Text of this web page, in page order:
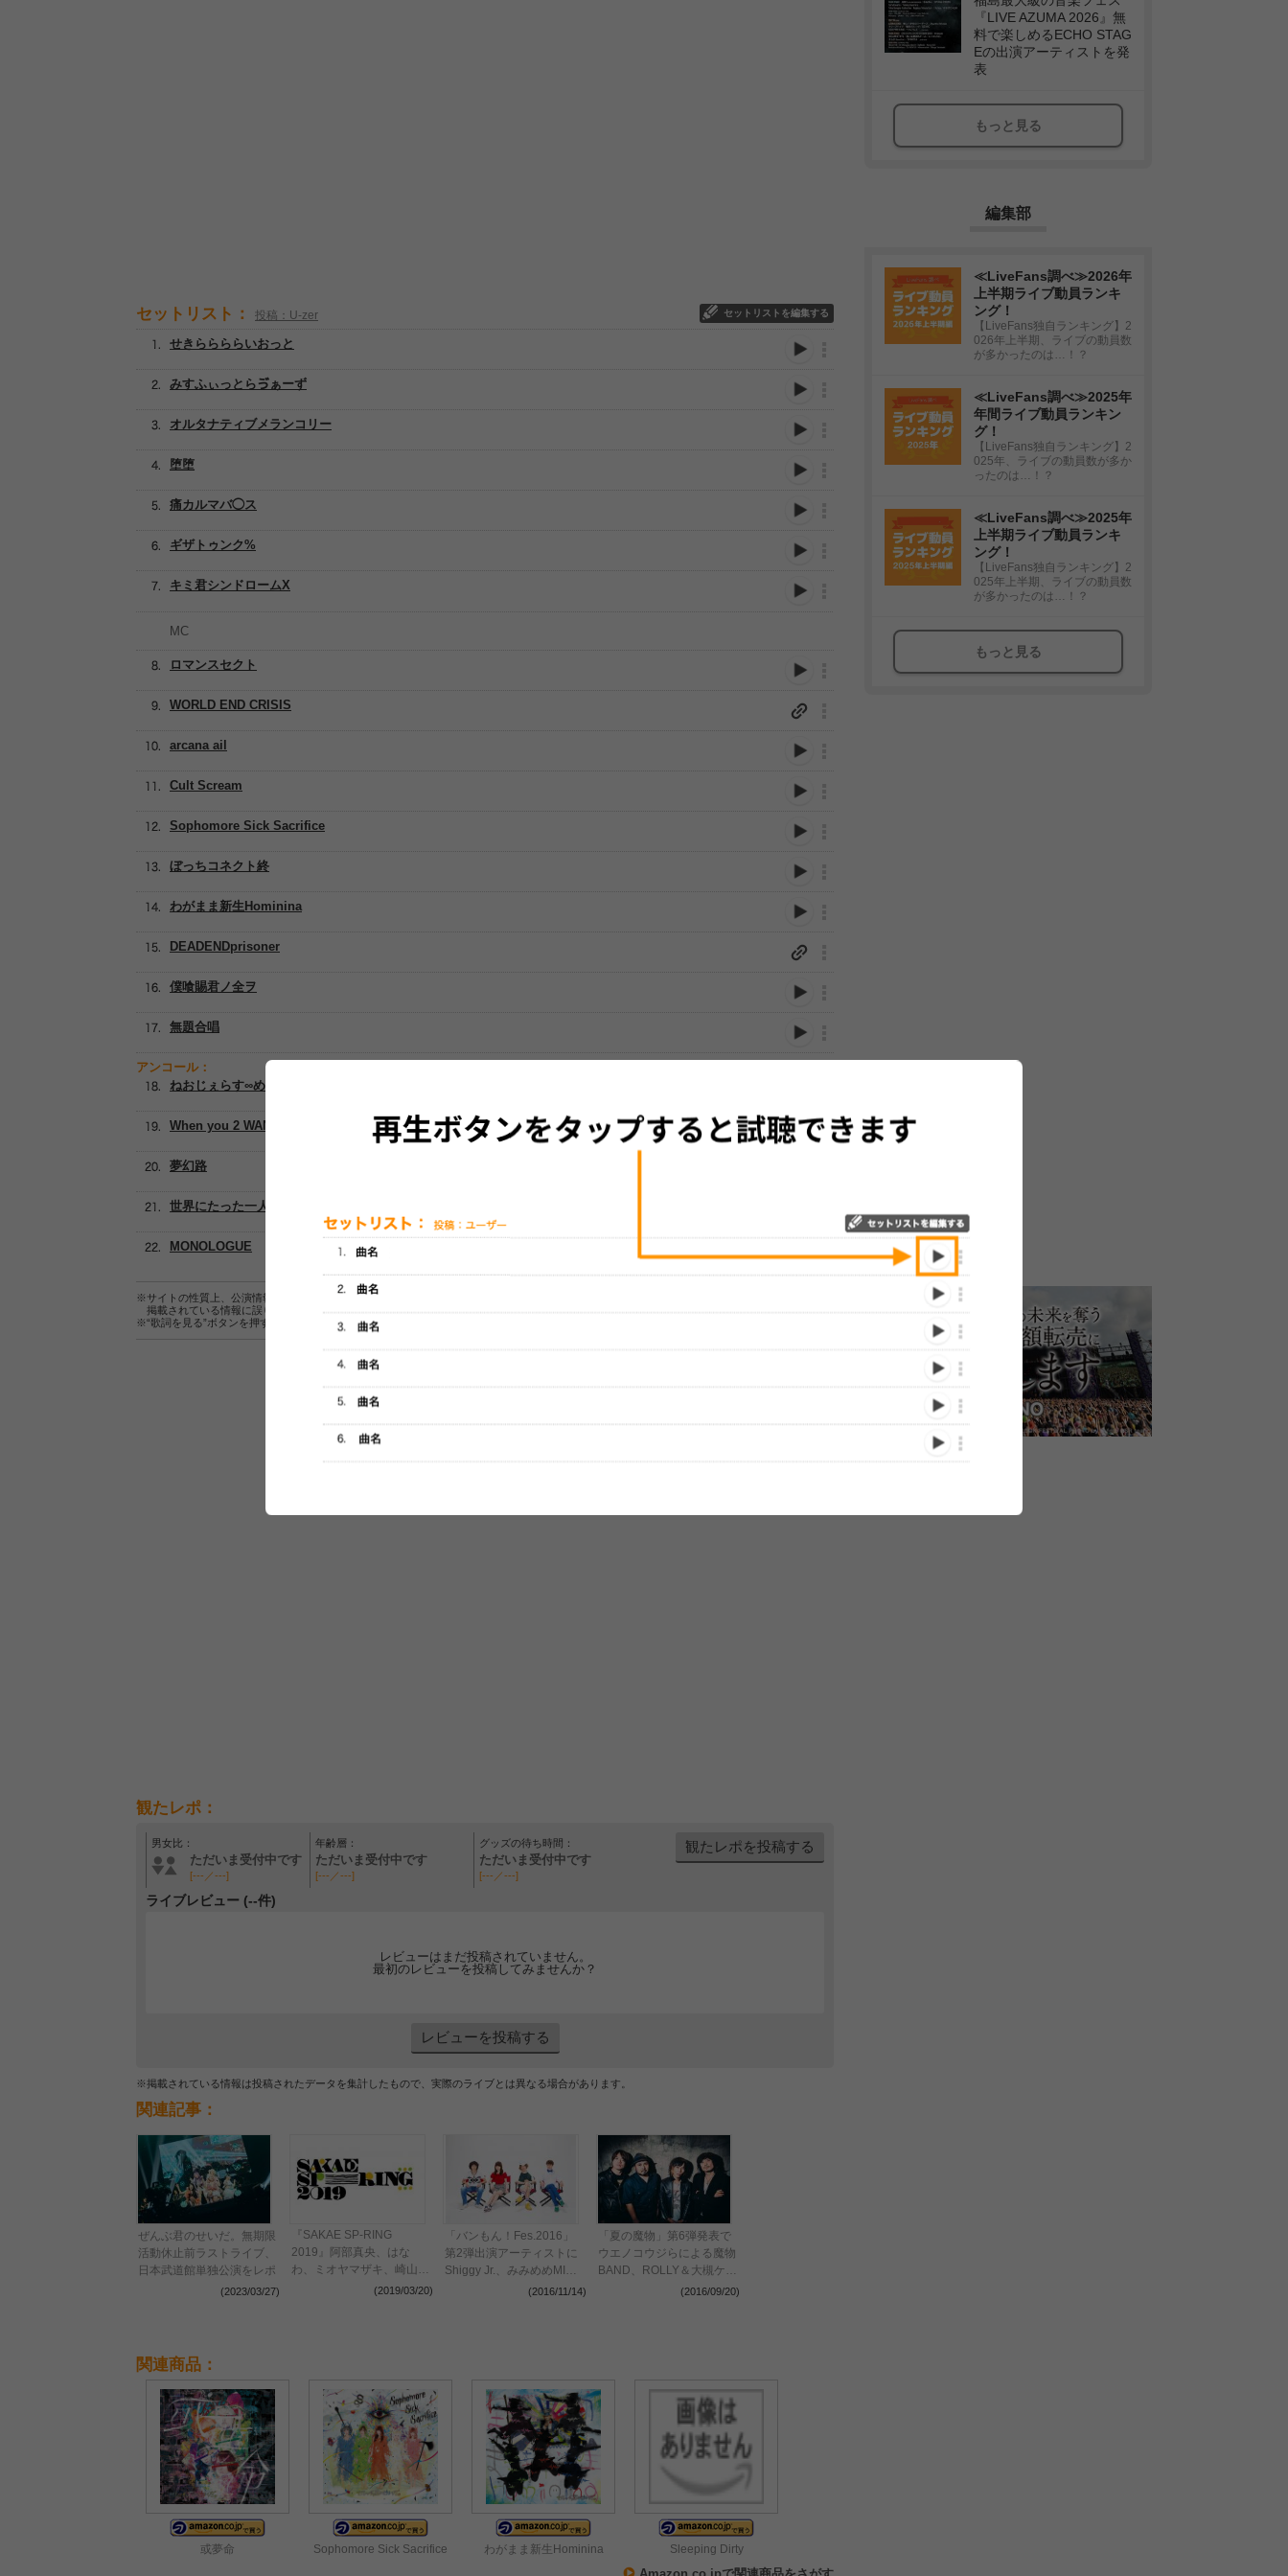
セットリスト： 投稿：U-zer セットリストを編集する
堕堕
ロマンスセクト
arcana ail
せきららららいおっと
痛カルマバ◯ス
ギザトゥンク%
キミ君シンドロームX
MC
みすふぃっとらゔぁーず
WORLD END CRISIS
オルタナティブメランコリー
Cult Scream
Sophomore Sick Sacrifice
ぼっちコネクト終
わがまま新生Hominina
DEADENDprisoner
僕喰賜君ノ全ヲ
無題合唱
アンコール：
ねおじぇらす∞めろかおす
When you 2 WANT
夢幻路
世界にたった一人ちっぽけな君を
MONOLOGUE
※サイトの性質上、公演情報およびセットリスト情報の正確性は保証されませんので、あらかじめご了承ください。
掲載されている情報に誤りがある場合は、
こちら
よりご連絡をお願い致します。
※“歌詞を見る”ボタンを押すと、株式会社ページワンが運営する歌詞サイト「
観たレポ：
男女比：
ただいま受付中です
[---／---]
年齢層：
ただいま受付中です
[---／---]
グッズの待ち時間：
ただいま受付中です
[---／---]
観たレポを投稿する
ライブレビュー (--件)
レビューはまだ投稿されていません。
最初のレビューを投稿してみませんか？
レビューを投稿する
※掲載されている情報は投稿されたデータを集計したもので、実際のライブとは異なる場合があります。
関連記事：
ぜんぶ君のせいだ。無期限
活動休止前ラストライブ、
日本武道館単独公演をレポ
(2023/03/27)
『SAKAE SP-RING
2019』阿部真央、はな
わ、ミオヤマザキ、崎山蒼
志ら 第1弾出演アーティ
(2019/03/20)
「バンもん！Fes.2016」
第2弾出演アーティストに
Shiggy Jr.、みみめめMIMI
(2016/11/14)
「夏の魔物」第6弾発表で
ウエノコウジらによる魔物
BAND、ROLLY＆大槻ケン
ヂスペシャルライブなど決
(2016/09/20)
関連商品：
或夢命 Sophomore Sick Sacrifice わがまま新生Hominina Sleeping Dirty
『LIVE AZUMA 2026』無
料で楽しめるECHO STAG
Eの出演アーティストを発
表
もっと見る
編集部
≪LiveFans調べ≫2026年
上半期ライブ動員ランキ
ング！
【LiveFans独自ランキング】2
026年上半期、ライブの動員数
が多かったのは…！？
≪LiveFans調べ≫2025年
年間ライブ動員ランキン
グ！
【LiveFans独自ランキング】2
025年、ライブの動員数が多か
ったのは…！？
≪LiveFans調べ≫2025年
上半期ライブ動員ランキ
ング！
【LiveFans独自ランキング】2
025年上半期、ライブの動員数
が多かったのは…！？
もっと見る